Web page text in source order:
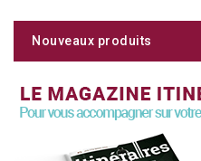
Nouveaux produits